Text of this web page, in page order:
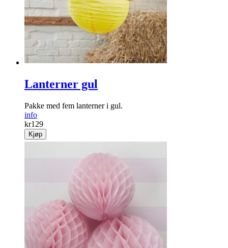
Lanterner gul
Pakke med fem lanterner i gul.
info
kr129
Kjøp